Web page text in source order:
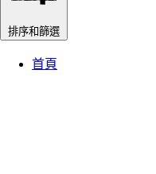
排序和篩選
首頁